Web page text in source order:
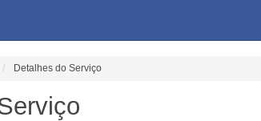
Detalhes do Serviço